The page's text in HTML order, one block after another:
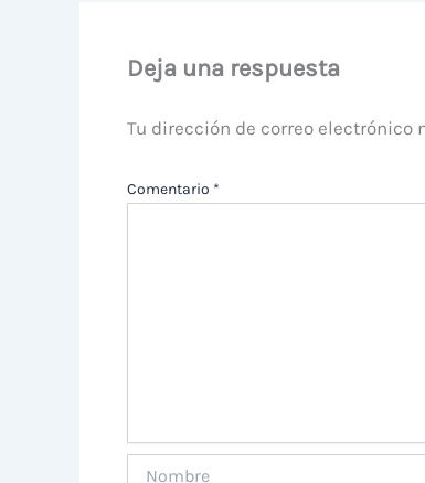
Deja una respuesta
Tu dirección de correo electrónico
Comentario *